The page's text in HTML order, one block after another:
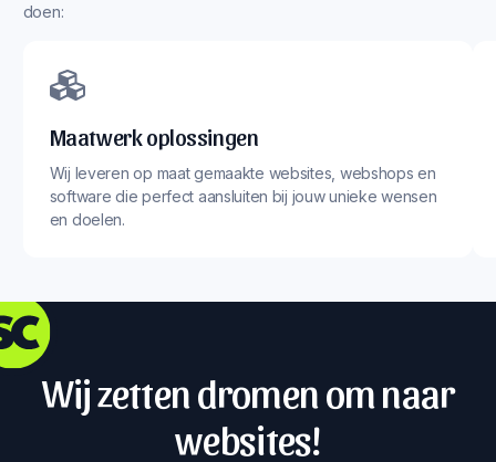
doen:
Maatwerk oplossingen
Wij leveren op maat gemaakte websites, webshops en
software die perfect aansluiten bij jouw unieke wensen
en doelen.
Wij zetten dromen om naar
websites!